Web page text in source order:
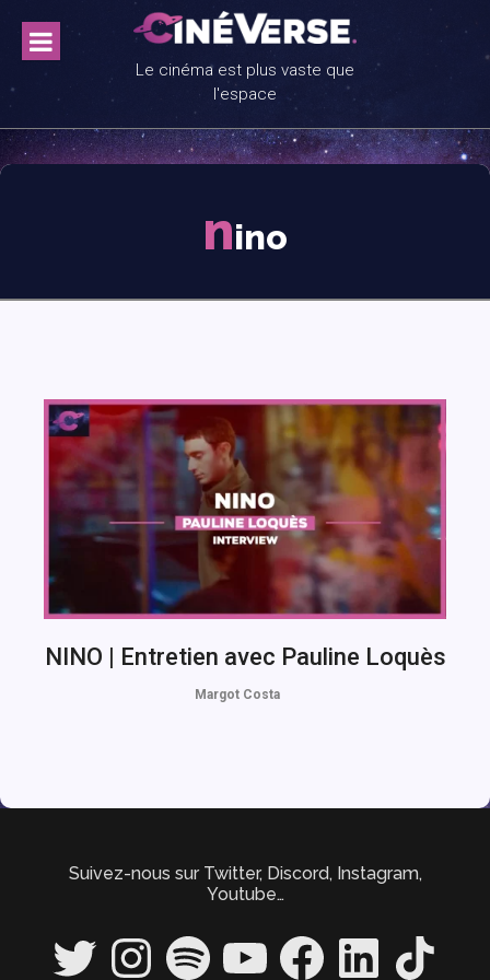
content
Le cinéma est plus vaste que
l'espace
nino
NINO | Entretien avec Pauline Loquès
Margot Costa
Suivez-nous sur Twitter, Discord, Instagram,
Youtube…
Twitter InstagramSpotify YouTube FacebookLinkedIn TikTok